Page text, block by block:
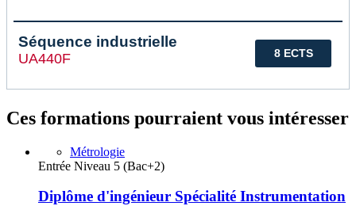
8 ECTS
Séquence industrielle
UA440F
Ces formations pourraient vous intéresser
Métrologie
Entrée Niveau 5 (Bac+2)
Diplôme d'ingénieur Spécialité Instrumentation